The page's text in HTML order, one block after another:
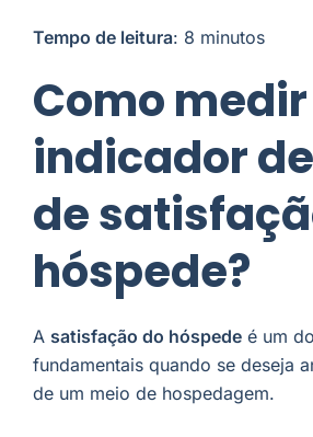
Tempo de leitura: 8 minutos
Como
indicador
de
hóspede?
A satisfação do hóspede é um
fundamentais quando se deseja
de um meio de hospedagem.